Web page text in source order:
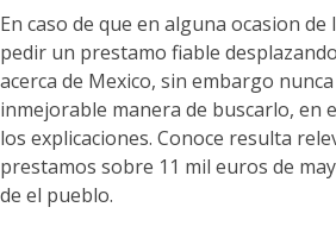
En caso de que en alguna ocasion de
pedir un prestamo fiable
acerca de Mexico, sin embargo
inmejorable manera de buscarlo, en
los explicaciones. Conoce resulta
prestamos sobre 11 mil euros de
de el pueblo.